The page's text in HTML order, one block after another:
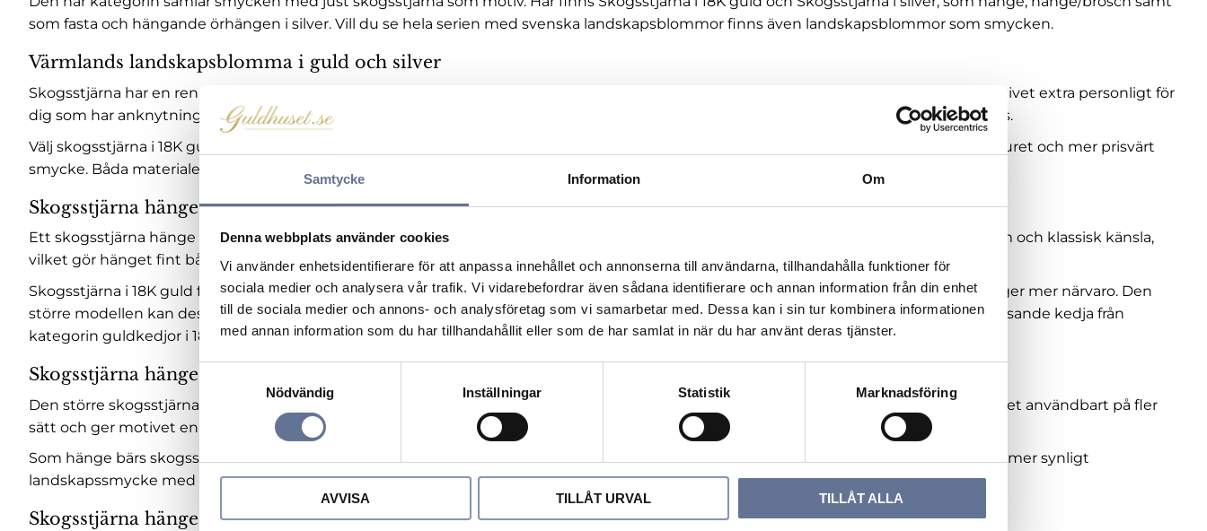
Samtycke Information Om
Denna webbplats använder cookies
Vi använder enhetsidentifierare för att anpassa innehållet och annonserna till användarna, tillhandahålla funktioner för
sociala medier och analysera vår trafik. Vi vidarebefordrar även sådana identifierare och annan information från din enhet
till de sociala medier och annons- och analysföretag som vi samarbetar med. Dessa kan i sin tur kombinera informationen
med annan information som du har tillhandahållit eller som de har samlat in när du har använt deras tjänster.
y
Nödvändig Inställningar Statistik Marknadsföring
AVVISA TILLÅT URVAL TILLÅT ALLA
som fasta och hängande örhängen i silver. Vill du se hela serien med svenska landskapsblommor finns även landskapsblommor som smycken.
Värmlands landskapsblomma i guld och silver
Skogsstjärna har en ren, tydlig och stjärnlik blomform som gör sig särskilt fint som smycke. Som landskapsblomma för Värmland blir motivet extra personligt för
dig som har anknytning till landskapet, har vuxit upp där, har familjeband dit eller vill bära ett smycke som påminner om en särskild plats.
Välj skogsstjärna i 18K guld om du vill ha ett varmare och mer exklusivt uttryck. Välj skogsstjärna i 925 silver om du vill ha ett ljusare, lättburet och mer prisvärt
smycke. Båda materialen framhäver den tydliga blomformen på olika sätt.
Skogsstjärna hänge i 18K guld
Ett skogsstjärna hänge i 18K guld är ett tidlöst val när du vill bära Värmlands landskapsblomma nära hjärtat. Guldet ger blomman en varm och klassisk känsla,
vilket gör hänget fint både till vardag och som personlig present.
Skogsstjärna i 18K guld finns i flera uttryck. En mindre modell passar dig som vill ha ett nätt och diskret hänge, medan en större modell ger mer närvaro. Den
större modellen kan dessutom användas som både hängsmycke och brosch, vilket gör den mer flexibel. Komplettera gärna med en passande kedja från
kategorin guldkedjor i 18K guld.
Skogsstjärna hänge och brosch i 18K guld
Den större skogsstjärnan i 18K guld är ett särskilt intressant val eftersom den kan bäras både som hänge och som brosch. Det gör smycket användbart på fler
sätt och ger motivet en mer markerad placering.
Som hänge bärs skogsstjärnan nära hjärtat. Som brosch kan den fästas på exempelvis kavaj, klänning, sjal eller rock, vilket gör den till ett mer synligt
landskapssmycke med tydlig koppling till Värmland.
Skogsstjärna hänge i 925 silver